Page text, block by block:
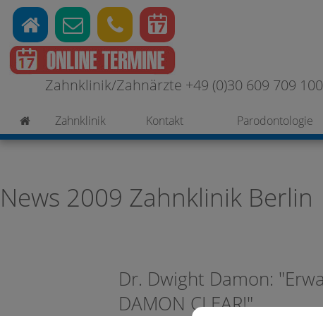
Zahnklinik/Zahnärzte +49 (0)30 609 709
Zahnklinik Kontakt Parodontologie
News 2009 Zahnklinik Berlin
Dr. Dwight Damon:
DAMON CLEAR!"